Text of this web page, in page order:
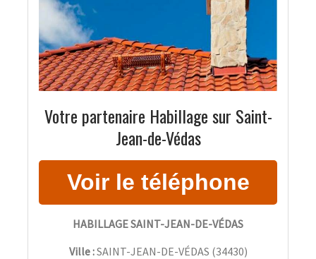
Votre partenaire Habillage sur Saint-
Jean-de-Védas
HABILLAGE SAINT-JEAN-DE-VÉDAS
Ville :SAINT-JEAN-DE-VÉDAS (34430)